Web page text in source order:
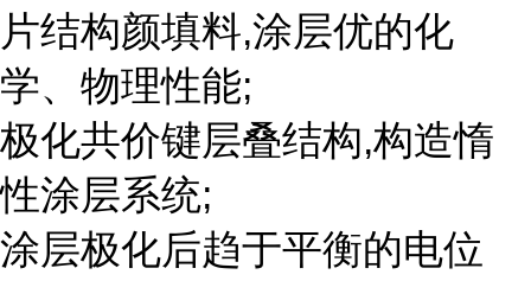
片结构颜填料,涂层优的化
学、物理性能;
极化共价键层叠结构,构造惰
性涂层系统;
涂层极化后趋于平衡的电位